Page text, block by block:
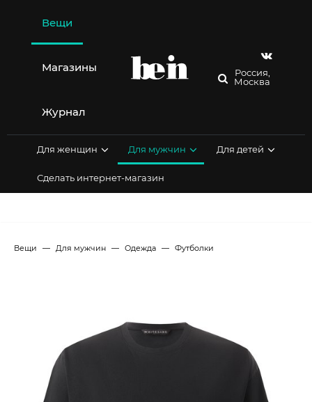
содержимому
Вещи
Магазины
Журнал
Россия,
Москва
Для женщин Для мужчин Для детей
Сделать интернет-магазин
Вещи Для мужчин Одежда Футболки